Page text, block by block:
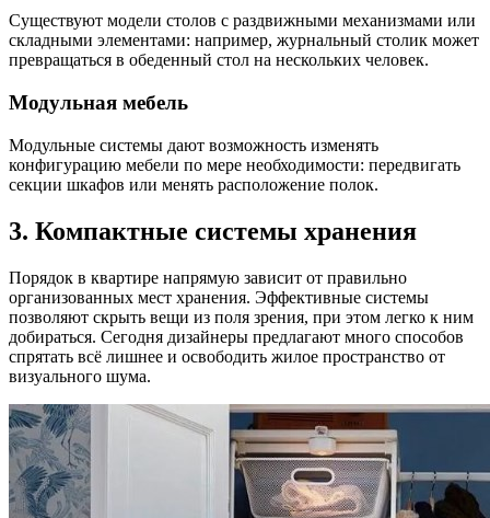
Существуют модели столов с раздвижными механизмами или
складными элементами: например, журнальный столик может
превращаться в обеденный стол на нескольких человек.
Модульная мебель
Модульные системы дают возможность изменять
конфигурацию мебели по мере необходимости: передвигать
секции шкафов или менять расположение полок.
3. Компактные системы хранения
Порядок в квартире напрямую зависит от правильно
организованных мест хранения. Эффективные системы
позволяют скрыть вещи из поля зрения, при этом легко к ним
добираться. Сегодня дизайнеры предлагают много способов
спрятать всё лишнее и освободить жилое пространство от
визуального шума.